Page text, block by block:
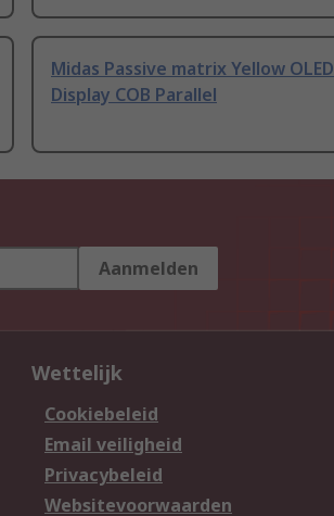
Midas Passive matrix Yellow OLED
Display COB Parallel
Aanmelden
Wettelijk
Cookiebeleid
Email veiligheid
Privacybeleid
Websitevoorwaarden